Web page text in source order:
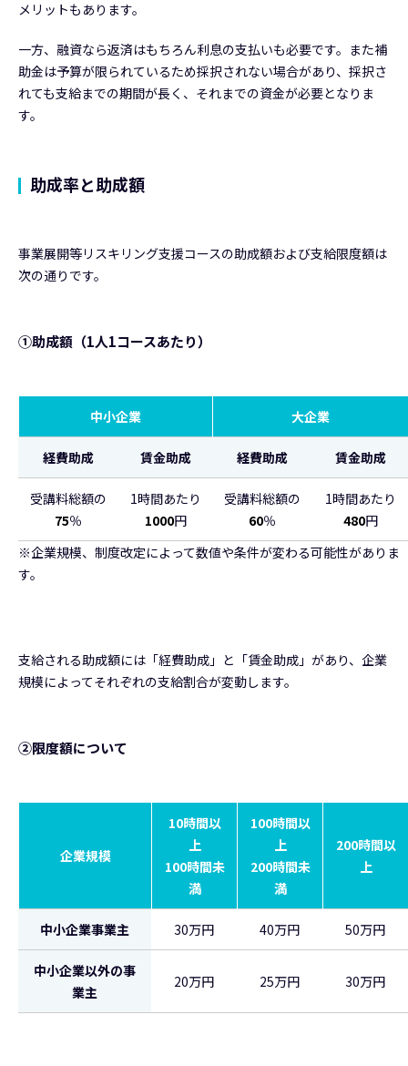
メリットもあります。
一方、融資なら返済はもちろん利息の支払いも必要です。また補
助金は予算が限られているため採択されない場合があり、採択さ
れても支給までの期間が長く、それまでの資金が必要となりま
す。
助成率と助成額
事業展開等リスキリング支援コースの助成額および支給限度額は
次の通りです。
①助成額（1人1コースあたり）
中小企業 大企業
経費助成 賃金助成 経費助成 賃金助成
受講料総額の
75％
1時間あたり
1000円
受講料総額の
60％
1時間あたり
480円
※企業規模、制度改定によって数値や条件が変わる可能性がありま
す。
支給される助成額には「経費助成」と「賃金助成」があり、企業
規模によってそれぞれの支給割合が変動します。
②限度額について
企業規模
10時間以
上
100時間未
満
100時間以
上
200時間未
満
200時間以
上
中小企業事業主 30万円 40万円 50万円
中小企業以外の事
業主
20万円 25万円 30万円